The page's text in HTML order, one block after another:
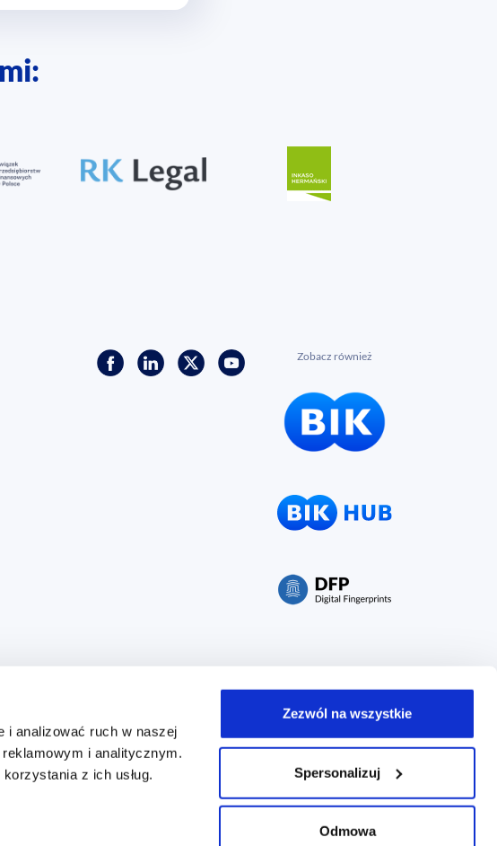
i analizować ruch w naszej
i analitycznym.
z ich usług.
Zezwól na wszystkie
Spersonalizuj
Odmowa
Zobacz również
Sąd Rejonowy m.st. Warszawy, XIII Wydział Gospodarczy, kapitał zakładowy